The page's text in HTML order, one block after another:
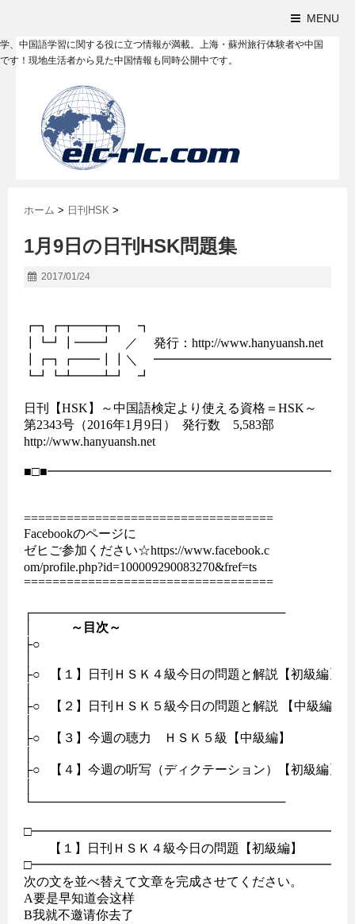
MENU
、中国語学習に関する役に立つ情報が満載。上海・蘇州旅行体験者や中国
す！現地生活者から見た中国情報も同時公開中です。
ホーム > 日刊HSK >
1月9日の日刊HSK問題集
2017/01/24
┏┓┏┳━━┳┓　┓
┃┗┛┃━━┛　／     発行：http://www.hanyuansh.net
┃┏┓┏━━┃┃＼　
┗┛┗┻━━┻┛　┛
日刊【HSK】～中国語検定より使える資格＝HSK～
第2343号（2016年1月9日）  発行数　5,583部
http://www.hanyuansh.net
===================================
Facebookのページに
ゼヒご参加ください☆https://www.facebook.c
om/profile.php?id=100009290083270&fref=ts
===================================
┌─────────────────────────────
～目次～
├○
├○   【１】日刊ＨＳＫ４級今日の問題と解説【初級編】
├○   【２】日刊ＨＳＫ５級今日の問題と解説 【中級編
├○   【３】今週の聴力　ＨＳＫ５級【中級編】
├○   【４】今週の听写（ディクテーション）【初級編】
└─────────────────────────────
【１】日刊ＨＳＫ４級今日の問題【初級編】
次の文を並べ替えて文章を完成させてください。
A要是早知道会这样
B我就不邀请你去了